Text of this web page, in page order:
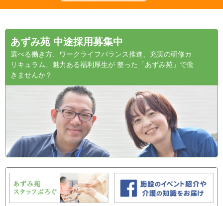
あずみ苑 中途採用募集中
選べる働き方、ワークライフバランス推進、充実の研修カ
リキュラム、魅力ある福利厚生が 整った「あずみ苑」で働
きませんか？